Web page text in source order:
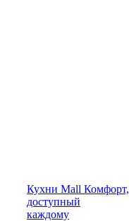
Кухни Mall Комфорт,
доступный
каждому